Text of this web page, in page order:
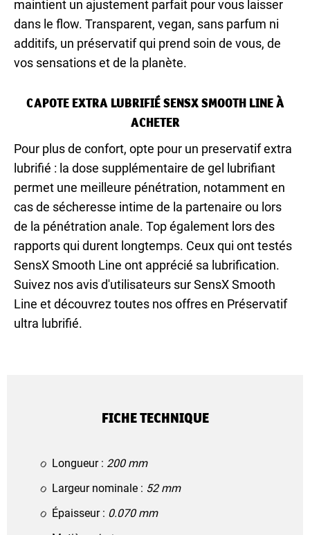
maintient un ajustement parfait pour vous laisser
dans le flow. Transparent, vegan, sans parfum ni
additifs, un préservatif qui prend soin de vous, de
vos sensations et de la planète.
CAPOTE EXTRA LUBRIFIÉ SENSX SMOOTH LINE À
ACHETER
Pour plus de confort, opte pour un preservatif extra
lubrifié : la dose supplémentaire de gel lubrifiant
permet une meilleure pénétration, notamment en
cas de sécheresse intime de la partenaire ou lors
de la pénétration anale. Top également lors des
rapports qui durent longtemps. Ceux qui ont testés
SensX Smooth Line ont apprécié sa lubrification.
Suivez nos avis d'utilisateurs sur SensX Smooth
Line et découvrez toutes nos offres en Préservatif
ultra lubrifié.
FICHE TECHNIQUE
Longueur : 200 mm
Largeur nominale : 52 mm
Épaisseur : 0.070 mm